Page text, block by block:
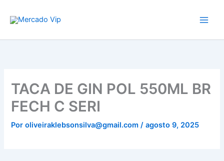
para
conteúdo
TACA DE GIN POL 550ML BR
FECH C SERI
Poroliveiraklebsonsilva@gmail.com/agosto 9, 2025